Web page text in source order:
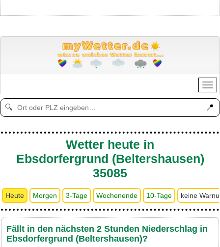
🔍 📍
Wetter heute in
Ebsdorfergrund (Beltershausen)
35085
Heute Morgen 3-Tage Wochenende 10-Tage keine
Fällt in den nächsten 2 Stunden Niederschlag in
Ebsdorfergrund (Beltershausen)?